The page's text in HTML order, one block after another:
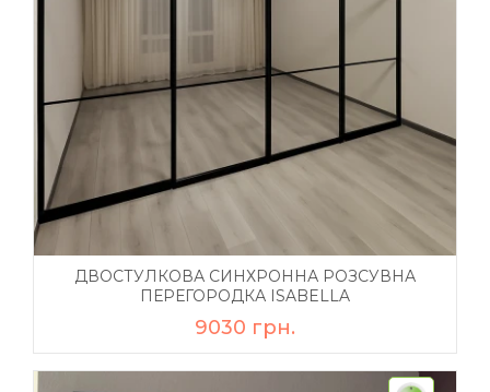
ДВОСТУЛКОВА СИНХРОННА РОЗСУВНА
ПЕРЕГОРОДКА ISABELLA
9030 грн.